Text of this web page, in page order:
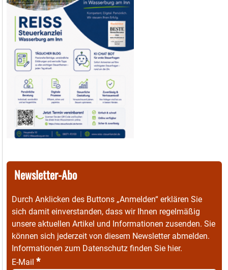
Newsletter-Abo
Durch Anklicken des Buttons „Anmelden“ erklären Sie
sich damit einverstanden, dass wir Ihnen regelmäßig
unsere aktuellen Artikel und Informationen zusenden. Sie
können sich jederzeit von diesem Newsletter abmelden.
Informationen zum Datenschutz finden Sie hier.
E-Mail *